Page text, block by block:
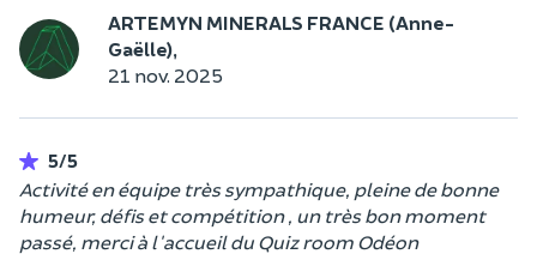
ARTEMYN MINERALS FRANCE (Anne-
Gaëlle),
21 nov. 2025
5/5
Activité en équipe très sympathique, pleine de bonne
humeur, défis et compétition , un très bon moment
passé, merci à l'accueil du Quiz room Odéon